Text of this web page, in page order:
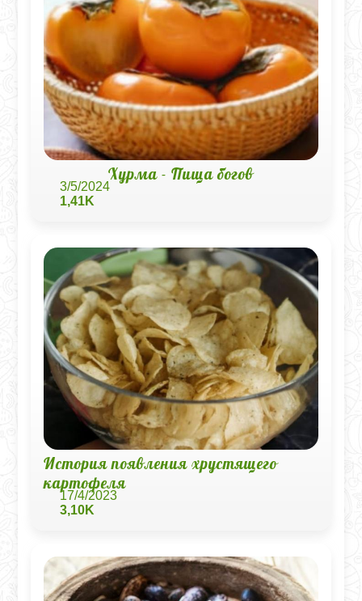
Хурма - Пища богов
3/5/2024
1,41K
История появления хрустящего
картофеля
17/4/2023
3,10K